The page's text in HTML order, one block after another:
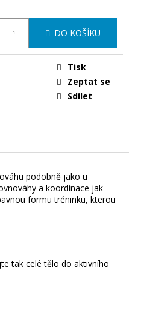
DO KOŠÍKU
Tisk
Zeptat se
Sdílet
podobně jako u
a koordinace jak
formu tréninku, kterou
tak celé tělo do aktivního